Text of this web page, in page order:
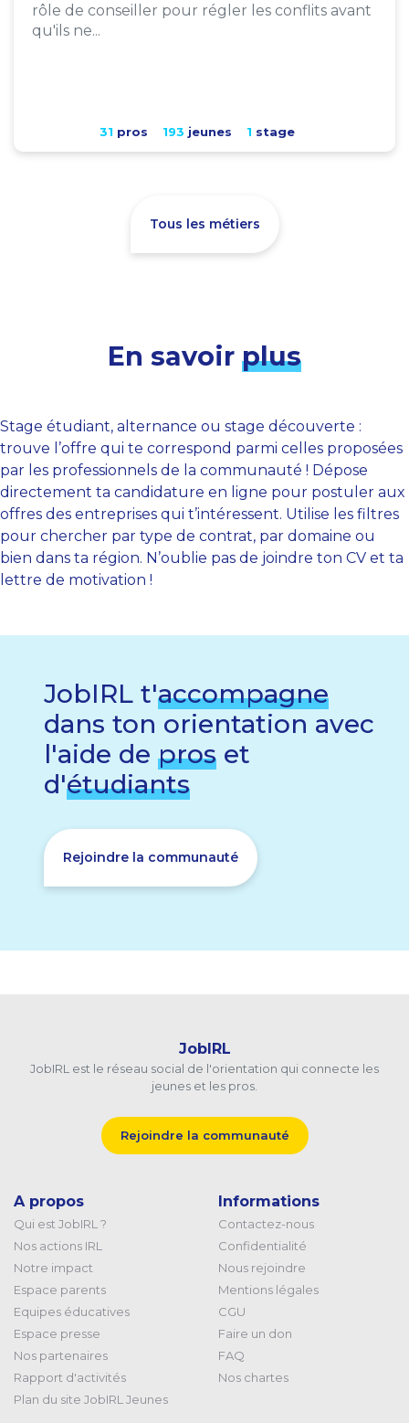
rôle de conseiller pour régler les conflits avant
qu'ils ne...
31 pros 193 jeunes 1 stage
Tous les métiers
En savoir plus
Stage étudiant, alternance ou stage découverte :
trouve l’offre qui te correspond parmi celles proposées
par les professionnels de la communauté ! Dépose
directement ta candidature en ligne pour postuler aux
offres des entreprises qui t’intéressent. Utilise les filtres
pour chercher par type de contrat, par domaine ou
bien dans ta région. N’oublie pas de joindre ton CV et ta
lettre de motivation !
JobIRL t'accompagne
dans ton orientation avec
l'aide de pros et
d'étudiants
Rejoindre la communauté
JobIRL
JobIRL est le réseau social de l'orientation qui connecte les
jeunes et les pros.
Rejoindre la communauté
A propos
Qui est JobIRL ?
Nos actions IRL
Notre impact
Espace parents
Equipes éducatives
Espace presse
Nos partenaires
Rapport d'activités
Plan du site JobIRL Jeunes
Informations
Contactez-nous
Confidentialité
Nous rejoindre
Mentions légales
CGU
Faire un don
FAQ
Nos chartes